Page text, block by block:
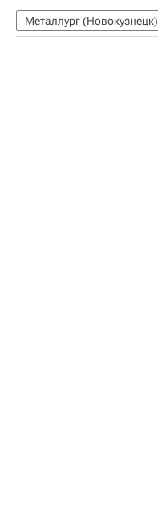
Металлург (Новокузнецк)